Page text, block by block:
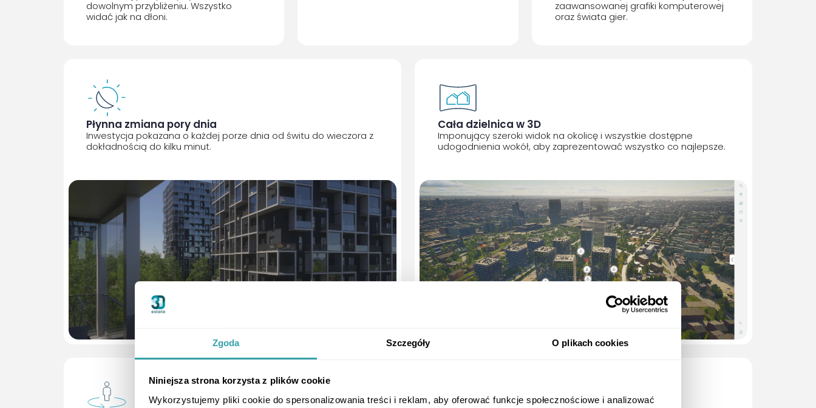
Zgoda Szczegóły O plikach cookies
Niniejsza strona korzysta z plików cookie
Wykorzystujemy pliki cookie do spersonalizowania treści i reklam, aby oferować funkcje społecznościowe i analizować
dowolnym przybliżeniu. Wszystko
widać jak na dłoni.
zaawansowanej grafiki komputerowej
oraz świata gier.
Płynna zmiana pory dnia
Inwestycja pokazana o każdej porze dnia od świtu do wieczora z
dokładnością do kilku minut.
Cała dzielnica w 3D
Imponujący szeroki widok na okolicę i wszystkie dostępne
udogodnienia wokół, aby zaprezentować wszystko co najlepsze.